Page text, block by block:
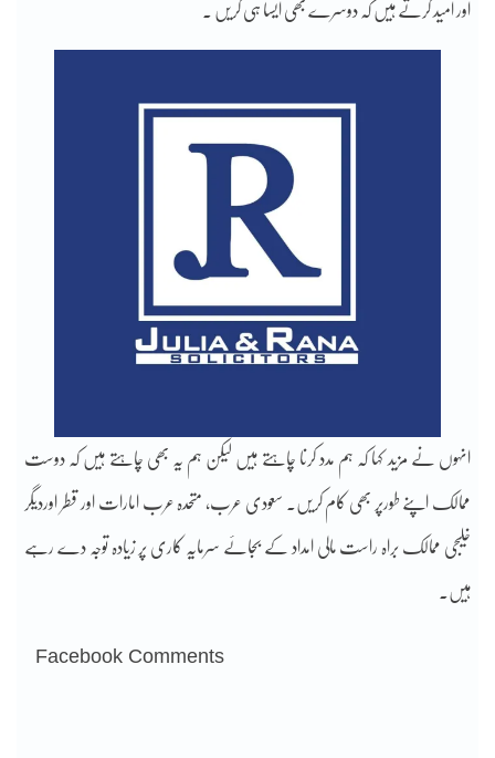
اور امید کرتے ہیں کہ دوسرے بھی ایسا ہی کریں ۔
انہوں نے مزید کہا کہ ہم مدد کرنا چاہتے ہیں لیکن ہم یہ بھی چاہتے ہیں کہ دوست
ممالک اپنے طورپر بھی کام کریں۔ سعودی عرب، متحدہ عرب امارات اور قطر اوردیگر
خلیجی ممالک براہ راست مالی امداد کے بجائے سرمایہ کاری پر زیادہ توجہ دے رہے
ہیں۔
Facebook Comments